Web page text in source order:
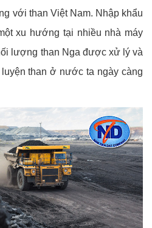
với than Việt Nam. Nhập khẩu
xu hướng tại nhiều nhà máy
lượng than Nga được xử lý và
than ở nước ta ngày càng